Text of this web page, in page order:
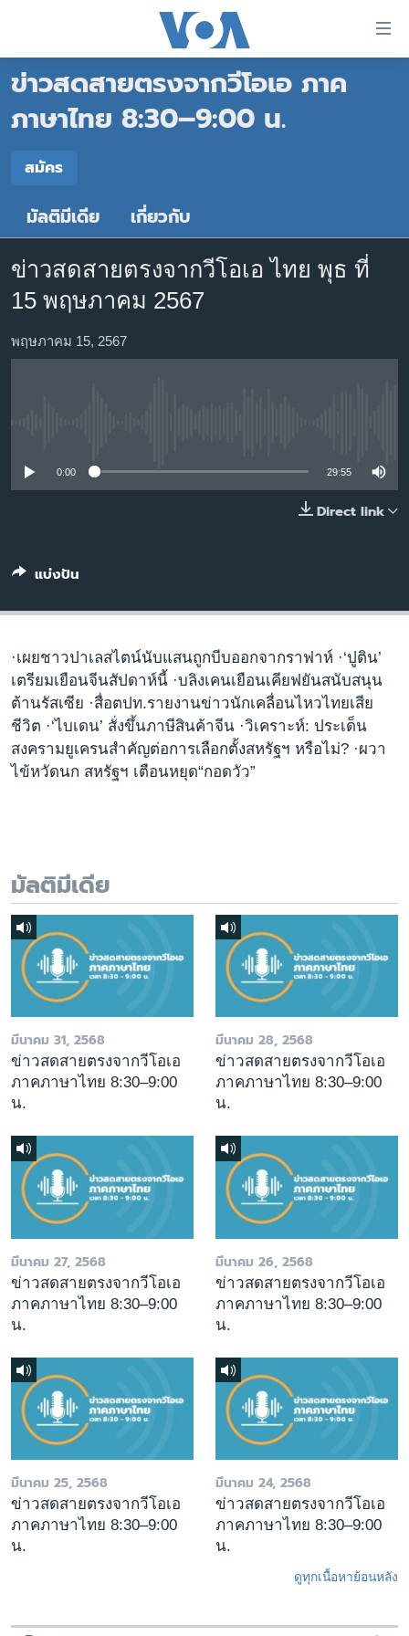
ต่อ
ไป
หลัก
หน้า
หลัก
ไป
การ
หน้าหลัก
โลก
เอเชีย
ไทย
ธุรกิจ
วิทยาศาสตร์
ไลฟ์สไตล์
ข่าวสดสายตรงจากวีโอเอ ภาค
ภาษาไทย 8:30–9:00 น.
สมัคร
สมัคร
มัลติมีเดีย เกี่ยวกับ
ข่าวสดสายตรงจากวีโอเอ ไทย พุธ ที่
15 พฤษภาคม 2567
พฤษภาคม 15, 2567
0:00 29:55
Direct link
แบ่งปัน
·เผยชาวปาเลสไตน์นับแสนถูกบีบออกจากราฟาห์ ·‘ปูติน’
เตรียมเยือนจีนสัปดาห์นี้ ·บลิงเคนเยือนเคียฟยันสนับสนุน
ต้านรัสเซีย ·สื่อตปท.รายงานข่าวนักเคลื่อนไหวไทยเสีย
ชีวิต ·‘ไบเดน’ สั่งขึ้นภาษีสินค้าจีน ·วิเคราะห์: ประเด็น
สงครามยูเครนสำคัญต่อการเลือกตั้งสหรัฐฯ หรือไม่? ·ผวา
ไข้หวัดนก สหรัฐฯ เตือนหยุด“กอดวัว”
มัลติมีเดีย
มีนาคม 31, 2568
ข่าวสดสายตรงจากวีโอเอ
ภาคภาษาไทย 8:30–9:00
น.
มีนาคม 28, 2568
ข่าวสดสายตรงจากวีโอเอ
ภาคภาษาไทย 8:30–9:00
น.
มีนาคม 27, 2568
ข่าวสดสายตรงจากวีโอเอ
ภาคภาษาไทย 8:30–9:00
น.
มีนาคม 26, 2568
ข่าวสดสายตรงจากวีโอเอ
ภาคภาษาไทย 8:30–9:00
น.
มีนาคม 25, 2568
ข่าวสดสายตรงจากวีโอเอ
ภาคภาษาไทย 8:30–9:00
น.
มีนาคม 24, 2568
ข่าวสดสายตรงจากวีโอเอ
ภาคภาษาไทย 8:30–9:00
น.
ดูทุกเนื้อหาย้อนหลัง